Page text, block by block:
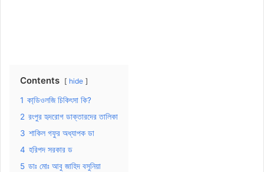
Contents hide
1 কা্ডিওলজি চিকিৎসা কি?
2 রংপুর হৃদরোগ ডাক্তারদের তালিকা
3 শাকিল গফুর অধ্যাপক ডা
4 হরিপদ সরকার ড
5 ডাঃ মোঃ আবু জাহিদ বসুনিয়া